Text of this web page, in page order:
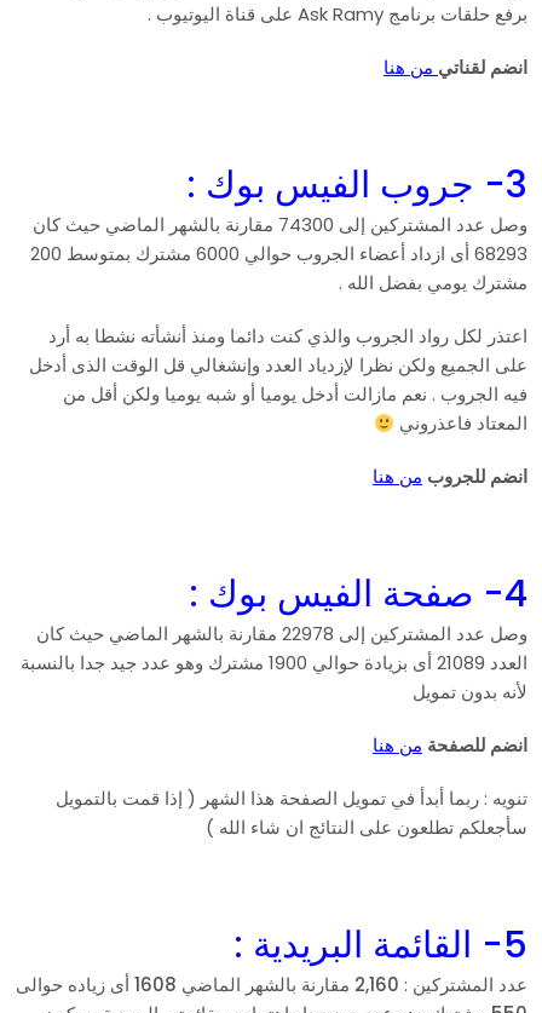
برفع حلقات برنامج Ask Ramy على قناة اليوتيوب .
انضم لقناتي من هنا
3- جروب الفيس بوك :
وصل عدد المشتركين إلى 74300 مقارنة بالشهر الماضي حيث كان
68293 أى ازداد أعضاء الجروب حوالي 6000 مشترك بمتوسط 200
مشترك يومي بفضل الله .
اعتذر لكل رواد الجروب والذي كنت دائما ومنذ أنشأته نشطا به أرد
على الجميع ولكن نظرا لإزدياد العدد وإنشغالي قل الوقت الذى أدخل
فيه الجروب . نعم مازالت أدخل يوميا أو شبه يوميا ولكن أقل من
المعتاد فاعذروني
انضم للجروب من هنا
4- صفحة الفيس بوك :
وصل عدد المشتركين إلى 22978 مقارنة بالشهر الماضي حيث كان
العدد 21089 أى بزيادة حوالي 1900 مشترك وهو عدد جيد جدا بالنسبة
لأنه بدون تمويل
انضم للصفحة من هنا
تنويه : ربما أبدأ في تمويل الصفحة هذا الشهر ( إذا قمت بالتمويل
سأجعلكم تطلعون على النتائج ان شاء الله )
5- القائمة البريدية :
عدد المشتركين :
2,160 مقارنة بالشهر الماضي 1608 أى زياده حوالى